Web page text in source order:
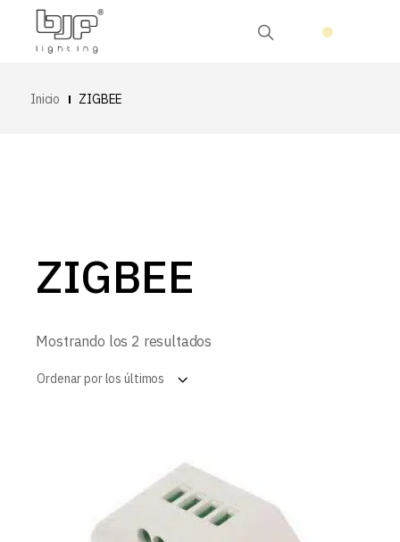
Inicio ZIGBEE
ZIGBEE
Mostrando los 2 resultados
Ordenar por los últimos